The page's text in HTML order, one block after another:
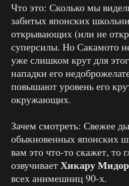
Что это: Сколько мы
забитых японских
открывающих (или не
суперсилы. Но Сакамото
уже слишком крут для
нападки его
повышают уровень его
окружающих.
Зачем смотреть: Свежее
обыкновенных японских
вам это что-то скажет, то
озвучиваетХикару
всех анимешниц 90-х.